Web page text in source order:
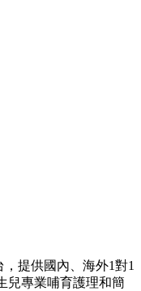
提供國內、海外1對1
兒專業哺育護理和簡